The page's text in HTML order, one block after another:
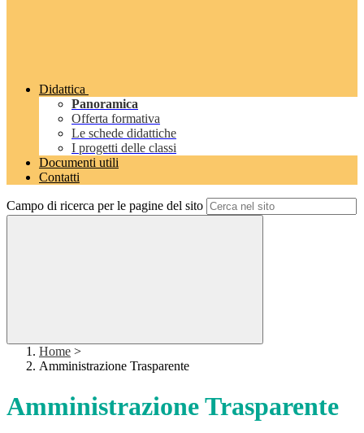
Didattica
Panoramica
Offerta formativa
Le schede didattiche
I progetti delle classi
Documenti utili
Contatti
Campo di ricerca per le pagine del sito
Home >
Amministrazione Trasparente
Amministrazione Trasparente